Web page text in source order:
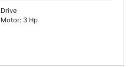
Drive
Motor: 3 Hp